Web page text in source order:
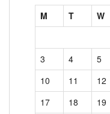
M
T W
3
4 5
10
11 12
17
18 19